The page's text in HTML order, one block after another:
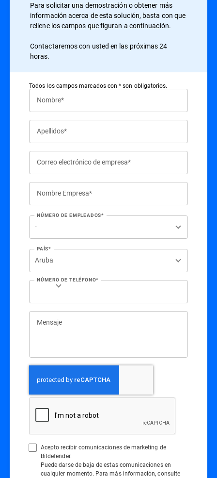
Para solicitar una demostración o obtener más
información acerca de esta solución, basta con que
rellene los campos que figuran a continuación.
Contactaremos con usted en las próximas 24
horas.
Todos los campos marcados con * son obligatorios.
Nombre*
Apellidos*
Correo electrónico de empresa*
Nombre Empresa*
NÚMERO DE EMPLEADOS*
PAÍS*
NÚMERO DE TELÉFONO*
Mensaje
Acepto recibir comunicaciones de marketing de
Bitdefender.
Puede darse de baja de estas comunicaciones en
cualquier momento. Para más información, consulte